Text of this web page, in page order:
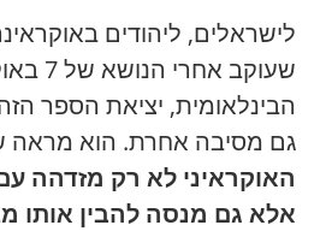
לישראלים, ליהודים
שעוקב
הבינלאומית, יציאת הספר
גם מסיבה אחרת. הוא מראה
האוקראיני לא רק מזדהה
אלא גם מנסה להבין אותו